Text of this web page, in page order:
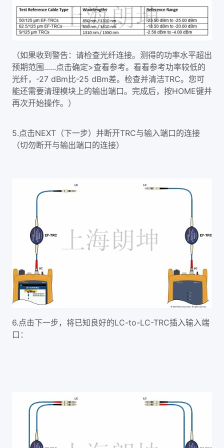
（如果收到警告：请检查光纤连接。测得的功率水平超出
预期范围......点击确定>查看参考。看看参考功率较低的
光纤，-27 dBm比-25 dBm差。检查并清洁TRC。您可
能还需要清理模块上的输出端口。完成后，按HOME键并
再次开始操作。）
5.点击NEXT（下一步）并断开TRC与输入端口的连接
（切勿断开与输出端口的连接）
6.点击下一步，将已知良好的LC-to-LC-TRC插入输入端
口：